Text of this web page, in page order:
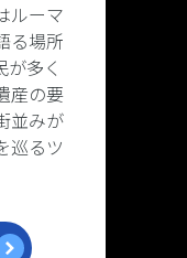
ルーマ
る場所
多く
産の要
並みが
巡るツ